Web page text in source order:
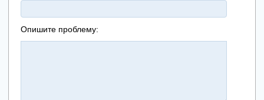
Опишите проблему: